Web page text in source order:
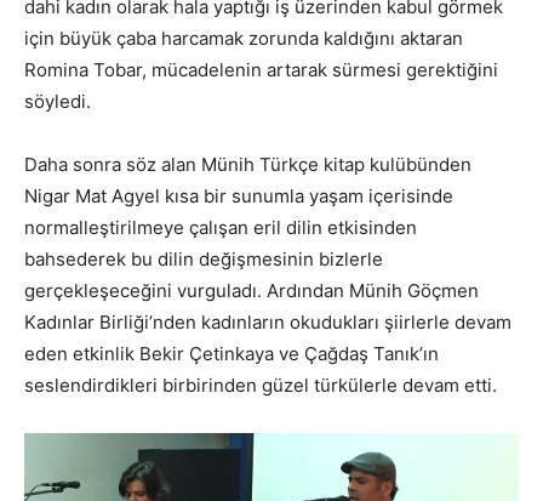
dahi kadın olarak hala yaptığı iş üzerinden kabul görmek
için büyük çaba harcamak zorunda kaldığını aktaran
Romina Tobar, mücadelenin artarak sürmesi gerektiğini
söyledi.
Daha sonra söz alan Münih Türkçe kitap kulübünden
Nigar Mat Agyel kısa bir sunumla yaşam içerisinde
normalleştirilmeye çalışan eril dilin etkisinden
bahsederek bu dilin değişmesinin bizlerle
gerçekleşeceğini vurguladı. Ardından Münih Göçmen
Kadınlar Birliği’nden kadınların okudukları şiirlerle devam
eden etkinlik Bekir Çetinkaya ve Çağdaş Tanık’ın
seslendirdikleri birbirinden güzel türkülerle devam etti.